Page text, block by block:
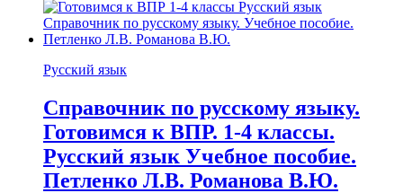
Русский язык
Справочник по русскому языку.
Готовимся к ВПР. 1-4 классы.
Русский язык Учебное пособие.
Петленко Л.В. Романова В.Ю.